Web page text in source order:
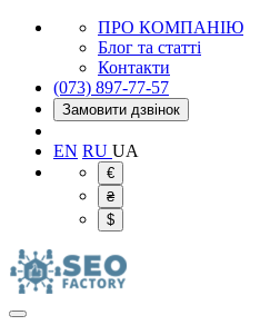
ПРО КОМПАНІЮ
Блог та статті
Контакти
(073) 897-77-57
Замовити дзвінок
EN RU UA
€
₴
$